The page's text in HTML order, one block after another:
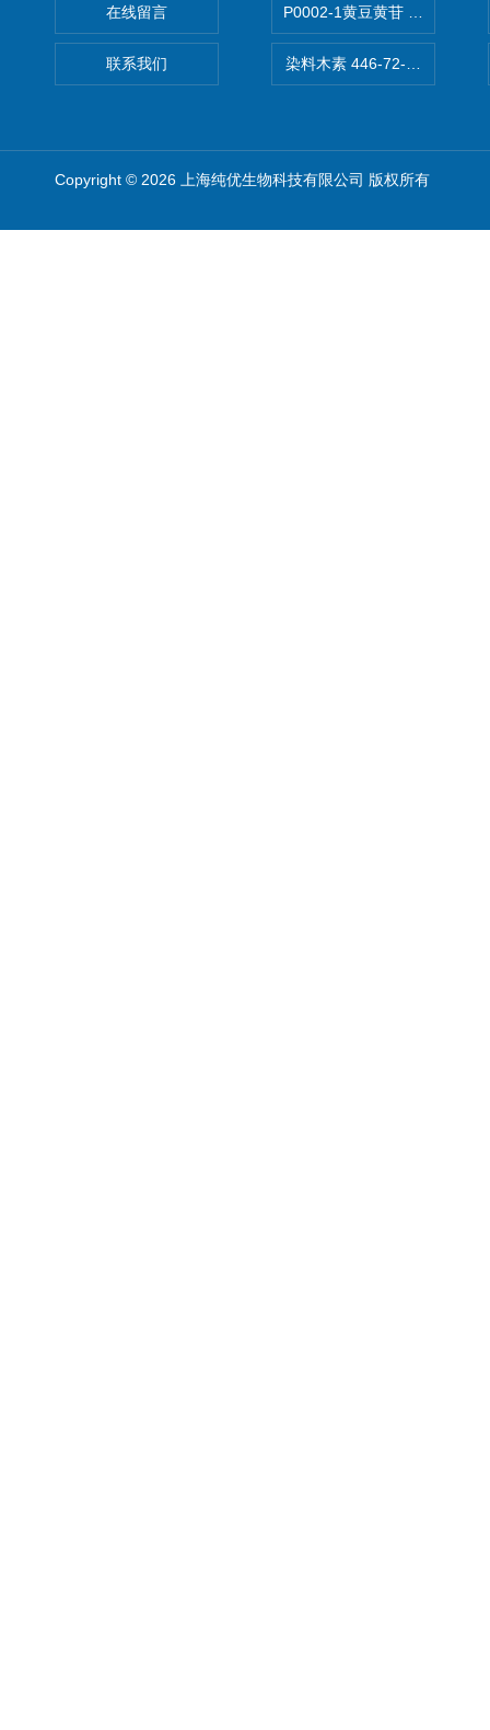
在线留言
联系我们
P0002-1黄豆黄苷 40246-10-
染料木素 446-72-0
Copyright © 2026 上海纯优生物科技有限公司 版权所有